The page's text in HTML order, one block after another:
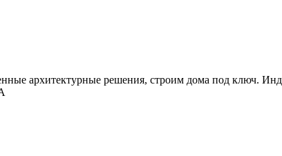
архитектурные решения, строим дома под ключ.